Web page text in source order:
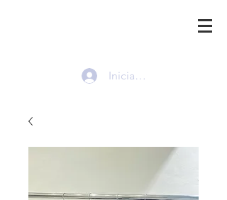
Iniciar sesión